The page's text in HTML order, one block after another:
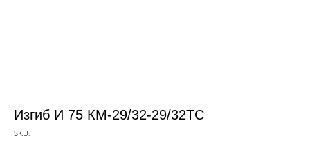
Изгиб И 75 КМ-29/32-29/32ТС
SKU: